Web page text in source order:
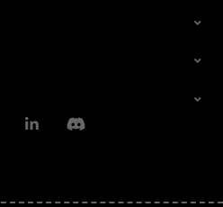
LinkedinDiscord